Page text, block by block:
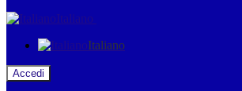
Italiano
Italiano
Accedi